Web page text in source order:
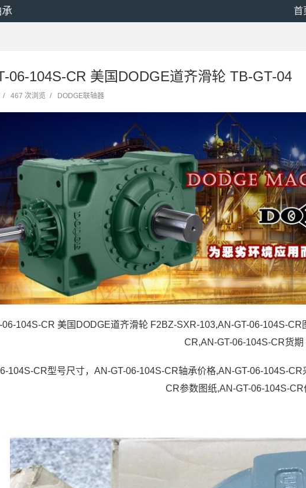
首
06-104S-CR 美国DODGE道齐滑轮 TB-GT-04
/ 467 次浏览 / DODGE联轴器
06-104S-CR 美国DODGE道齐滑轮 F2BZ-SXR-103,AN-GT-06-104S-
CR,AN-GT-06-104S-CR货期
104S-CR型号尺寸，AN-GT-06-104S-CR轴承价格,AN-GT-06-104S-
CR参数图纸,AN-GT-06-104S-CR